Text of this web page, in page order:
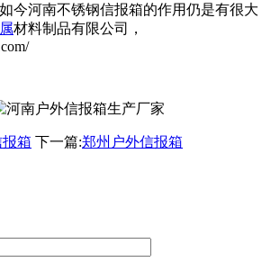
今河南不锈钢信报箱的作用仍是有很大
材料制品有限公司，
箱 下一篇:郑州户外信报箱